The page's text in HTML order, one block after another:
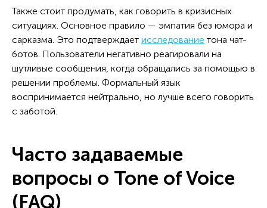
Также стоит продумать, как говорить в кризисных
ситуациях. Основное правило — эмпатия без юмора и
сарказма. Это подтверждает исследование тона чат-
ботов. Пользователи негативно реагировали на
шутливые сообщения, когда обращались за помощью в
решении проблемы. Формальный язык
воспринимается нейтрально, но лучше всего говорить
с заботой.
Часто задаваемые
вопросы о Tone of Voice
(FAQ)